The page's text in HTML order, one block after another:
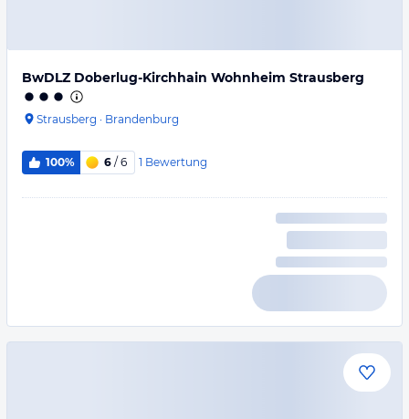
BwDLZ Doberlug-Kirchhain Wohnheim Strausberg
Strausberg · Brandenburg
100% 6 / 6 1 Bewertung